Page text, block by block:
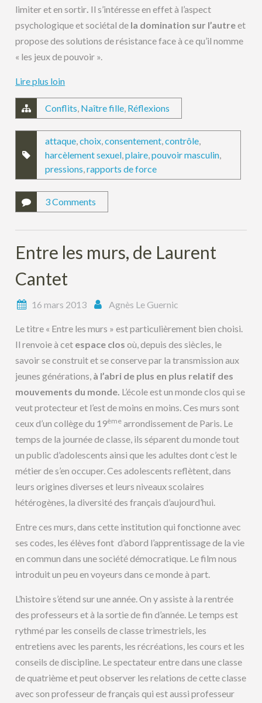
limiter et en sortir. Il s’intéresse en effet à l’aspect
psychologique et sociétal de la domination sur l’autreet
propose des solutions de résistance face à ce qu’il nomme
« les jeux de pouvoir ».
Lire plus loin
Conflits, Naître fille, Réflexions
attaque,choix,consentement,contrôle,
harcèlement sexuel,plaire,pouvoir masculin,
pressions,rapports de force
3 Comments
Entre les murs, de Laurent
Cantet
16 mars 2013 Agnès Le Guernic
Le titre « Entre les murs » est particulièrement bien choisi.
Il renvoie à cet espace clos où, depuis des siècles, le
savoir se construit et se conserve par la transmission aux
jeunes générations, à l’abri de plus en plus relatif des
mouvements du monde. L’école est un monde clos qui se
veut protecteur et l’est de moins en moins. Ces murs sont
ceux d’un collège du 19ème arrondissement de Paris. Le
temps de la journée de classe, ils séparent du monde tout
un public d’adolescents ainsi que les adultes dont c’est le
métier de s’en occuper. Ces adolescents reflètent, dans
leurs origines diverses et leurs niveaux scolaires
hétérogènes, la diversité des français d’aujourd’hui.
Entre ces murs, dans cette institution qui fonctionne avec
ses codes, les élèves font d’abord l’apprentissage de la vie
en commun dans une société démocratique. Le film nous
introduit un peu en voyeurs dans ce monde à part.
L’histoire s’étend sur une année. On y assiste à la rentrée
des professeurs et à la sortie de fin d’année. Le temps est
rythmé par les conseils de classe trimestriels, les
entretiens avec les parents, les récréations, les cours et les
conseils de discipline. Le spectateur entre dans une classe
de quatrième et peut observer les relations de cette classe
avec son professeur de français qui est aussi professeur